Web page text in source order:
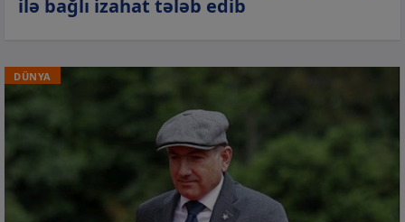
ilə bağlı izahat tələb edib
DÜNYA